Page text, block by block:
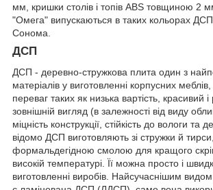
мм, кришки столів і топів ABS товщиною 2
"Омега" випускаються в таких кольорах
Сонома.
ДСП
ДСП - деревно-стружкова плита один з
матеріалів у виготовленні корпусних
переваг таких як низька вартість, красивий і
зовнішній вигляд (в залежності від виду
міцність конструкції, стійкість до вологи та
відомо ДСП виготовляють зі стружки й
формальдегідною смолою для кращого
високій температурі. Її можна просто і
виготовленні виробів. Найсучаснішим